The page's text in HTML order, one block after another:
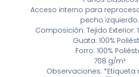
· Acceso interno para
pecho izquierdo.
Composición: Tejido Exterior:
Guata: 100%
Forro: 100%
708 g/m²
Observaciones: *Etiqueta